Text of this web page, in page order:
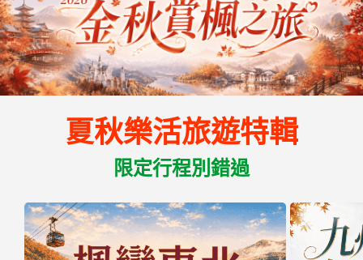
夏秋樂活旅遊特輯
限定行程別錯過